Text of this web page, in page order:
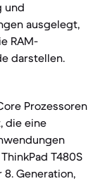
und
ausgelegt,
RAM-
darstellen.
Prozessoren
die eine
T480S
Generation,